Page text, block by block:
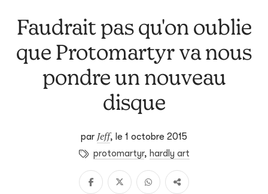
Faudrait pas qu'on oublie
que Protomartyr va nous
pondre un nouveau
disque
par Jeff, le 1 octobre 2015
protomartyr, hardly art